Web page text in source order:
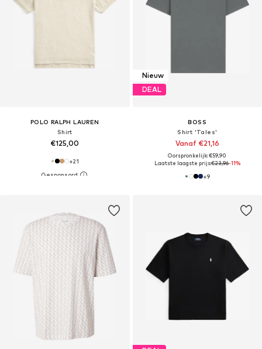
POLO RALPH LAUREN
Shirt
€125,00
+21
Nieuw
DEAL
BOSS
Shirt 'Tales'
Vanaf €21,16
Oorspronkelijk: €59,90
Laatste laagste prijs:€23,96-11%
+9